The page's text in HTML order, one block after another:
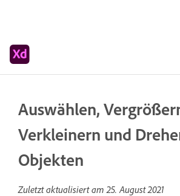
Auswählen,
Verkleinern und
Objekten
Zuletzt aktualisiert am25. August 2021